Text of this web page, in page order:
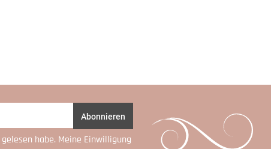
Abonnieren
gelesen habe. Meine Einwilligung